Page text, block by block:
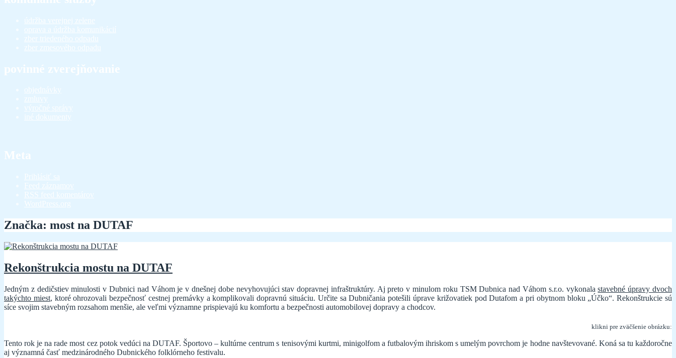
údržba verejnej zelene
oprava a údržba komunikácií
zber triedeného odpadu
zber zmesového odpadu
povinné zverejňovanie
objednávky
zmluvy
výročné správy
iné dokumenty
Meta
Prihlásiť sa
Feed záznamov
RSS feed komentárov
WordPress.org
Značka: most na DUTAF
Rekonštrukcia mostu na DUTAF
Jedným z dedičstiev minulosti v Dubnici nad Váhom je v dnešnej dobe nevyhovujúci stav dopravnej infraštruktúry. Aj preto v minulom roku TSM Dubnica nad Váhom s.r.o. vykonalastavebné úpravy dvoch
takýchto miest, ktoré ohrozovali bezpečnosť cestnej premávky a komplikovali dopravnú situáciu. Určite sa Dubničania potešili úprave križovatiek pod Dutafom a pri obytnom bloku „Účko“. Rekonštrukcie sú
síce svojim stavebným rozsahom menšie, ale veľmi významne prispievajú ku komfortu a bezpečnosti automobilovej dopravy a chodcov.
klikni pre zväčšenie obrázku:
Tento rok je na rade most cez potok vedúci na DUTAF. Športovo – kultúrne centrum s tenisovými kurtmi, minigolfom a futbalovým ihriskom s umelým povrchom je hodne navštevované. Koná sa tu každoročne
aj významná časť medzinárodného Dubnického folklórneho festivalu.